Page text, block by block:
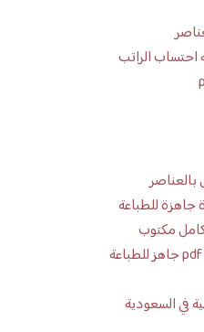
احتساب الراتب
كامل مكتوب
في السعودية